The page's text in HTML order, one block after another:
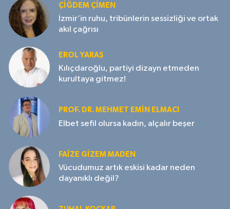
ÇIĞDEM ÇIMEN
İzmir’in ruhu, tribünlerin sessizliği ve ortak
akıl çağrısı
EROL YARAŞ
Kılıçdaroğlu, partiyi dizayn etmeden
kurultaya gitmez!
PROF. DR. MEHMET EMIN ELMACI
Elbet sefil olursa kadın, alçalır beşer
FAIZE GIZEM MADEN
Vücudumuz artık eskisi kadar neden
dayanıklı değil?